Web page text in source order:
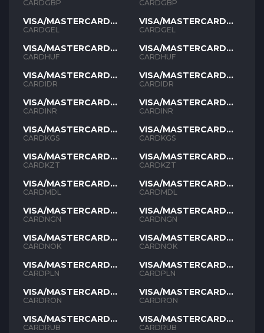
GBP
CARDGBP
VISA/MASTERCARD
GEL
CARDGEL
VISA/MASTERCARD
HUF
CARDHUF
VISA/MASTERCARD
IDR
CARDIDR
VISA/MASTERCARD
INR
CARDINR
VISA/MASTERCARD
KGS
CARDKGS
VISA/MASTERCARD
KZT
CARDKZT
VISA/MASTERCARD
MDL
CARDMDL
VISA/MASTERCARD
NGN
CARDNGN
VISA/MASTERCARD
NOK
CARDNOK
VISA/MASTERCARD
PLN
CARDPLN
VISA/MASTERCARD
RON
CARDRON
VISA/MASTERCARD
RUB
CARDRUB
GBP
CARDGBP
VISA/MASTERCARD
GEL
CARDGEL
VISA/MASTERCARD
HUF
CARDHUF
VISA/MASTERCARD
IDR
CARDIDR
VISA/MASTERCARD
INR
CARDINR
VISA/MASTERCARD
KGS
CARDKGS
VISA/MASTERCARD
KZT
CARDKZT
VISA/MASTERCARD
MDL
CARDMDL
VISA/MASTERCARD
NGN
CARDNGN
VISA/MASTERCARD
NOK
CARDNOK
VISA/MASTERCARD
PLN
CARDPLN
VISA/MASTERCARD
RON
CARDRON
VISA/MASTERCARD
RUB
CARDRUB